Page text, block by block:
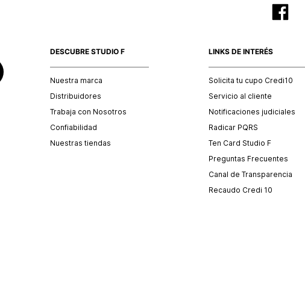
DESCUBRE STUDIO F
Nuestra marca
Distribuidores
Trabaja con Nosotros
Confiabilidad
Nuestras tiendas
LINKS DE INTERÉS
Solicita tu cupo Credi10
Servicio al cliente
Notificaciones judiciales
Radicar PQRS
Ten Card Studio F
Preguntas Frecuentes
Canal de Transparencia
Recaudo Credi 10